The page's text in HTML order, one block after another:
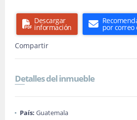
Descargar
información
por correo
Compartir
Detalles del inmueble
País: Guatemala